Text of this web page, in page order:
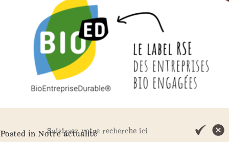
Posted in Notre actualité